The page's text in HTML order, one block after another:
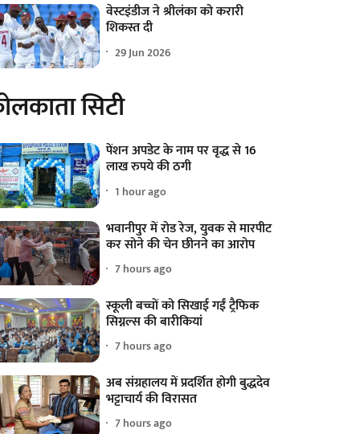
वेस्टइंडीज ने श्रीलंका को करारी
शिकस्त दी
29 Jun 2026
सिटी
पेंशन अपडेट के नाम पर वृद्ध से 16
लाख रुपये की ठगी
1 hour ago
भवानीपुर में रोड रेज, युवक से मारपीट
कर सोने की चेन छीनने का आरोप
7 hours ago
स्कूली बच्चों को सिखाई गईं ट्रैफिक
सिग्नल्स की बारीकियां
7 hours ago
अब संग्रहालय में प्रदर्शित होगी बुद्धदेव
भट्टाचार्य की विरासत
7 hours ago